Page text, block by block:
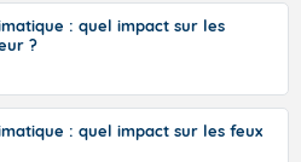
: quel impact sur les
?
: quel impact sur les feux